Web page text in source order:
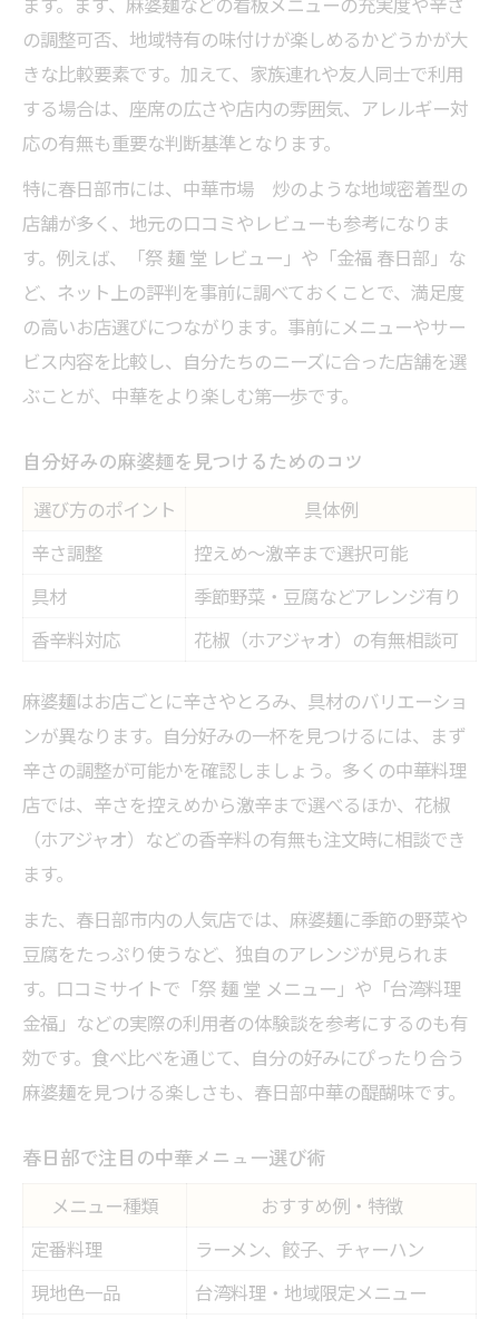
の調整可否、地域特有の味付けが楽しめるかどうかが大
きな比較要素です。加えて、家族連れや友人同士で利用
する場合は、座席の広さや店内の雰囲気、アレルギー対
応の有無も重要な判断基準となります。
特に春日部市には、中華市場 炒のような地域密着型の
店舗が多く、地元の口コミやレビューも参考になりま
す。例えば、「祭 麺 堂 レビュー」や「金福 春日部」な
ど、ネット上の評判を事前に調べておくことで、満足度
の高いお店選びにつながります。事前にメニューやサー
ビス内容を比較し、自分たちのニーズに合った店舗を選
ぶことが、中華をより楽しむ第一歩です。
自分好みの麻婆麺を見つけるためのコツ
選び方のポイント
具体例
辛さ調整
控えめ〜激辛まで選択可能
具材
季節野菜・豆腐などアレンジ有り
香辛料対応
花椒（ホアジャオ）の有無相談可
麻婆麺はお店ごとに辛さやとろみ、具材のバリエーショ
ンが異なります。自分好みの一杯を見つけるには、まず
辛さの調整が可能かを確認しましょう。多くの中華料理
店では、辛さを控えめから激辛まで選べるほか、花椒
（ホアジャオ）などの香辛料の有無も注文時に相談でき
ます。
また、春日部市内の人気店では、麻婆麺に季節の野菜や
豆腐をたっぷり使うなど、独自のアレンジが見られま
す。口コミサイトで「祭 麺 堂 メニュー」や「台湾料理
金福」などの実際の利用者の体験談を参考にするのも有
効です。食べ比べを通じて、自分の好みにぴったり合う
麻婆麺を見つける楽しさも、春日部中華の醍醐味です。
春日部で注目の中華メニュー選び術
メニュー種類
おすすめ例・特徴
定番料理
ラーメン、餃子、チャーハン
現地色一品
台湾料理・地域限定メニュー